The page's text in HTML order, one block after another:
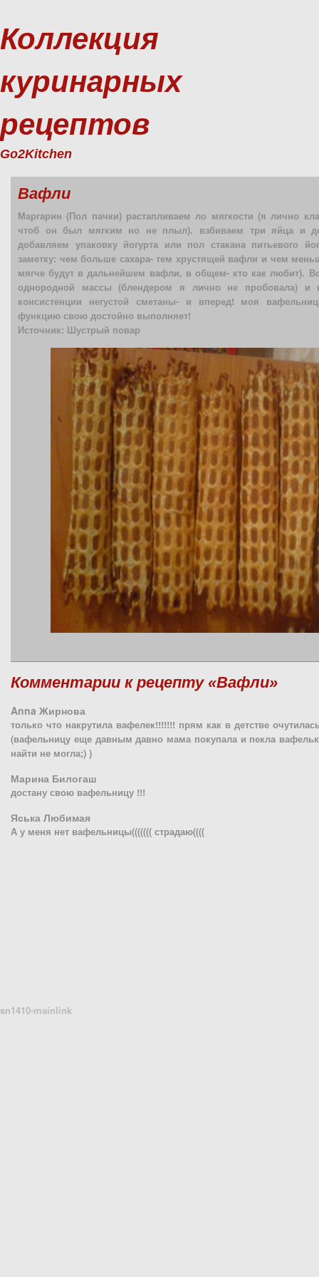
Коллекция
куринарных
рецептов
Go2Kitchen
Вафли
Маргарин (Пол пачки) растапливаем ло мягкости (я лично
чтоб он был мягким но не плыл). взбиваем три яйца и
добавляем упаковку йогурта или пол стакана питьевого
заметку: чем больше сахара- тем хрустящей вафли и чем
мягче будут в дальнейшем вафли, в общем- кто как любит).
однородной массы (блендером я лично не пробовала)
консистенции негустой сметаны- и вперед! моя
функцию свою достойно выполняет!
Источник: Шустрый повар
Комментарии к рецепту «Вафли»
Anna Жирнова
только что накрутила вафелек!!!!!!! прям как в детстве
(вафельницу еще давным давно мама покупала и пекла
найти не могла;) )
Марина Билогаш
достану свою вафельницу !!!
Яська Любимая
А у меня нет вафельницы((((((( страдаю((((
sn1410-mainlink